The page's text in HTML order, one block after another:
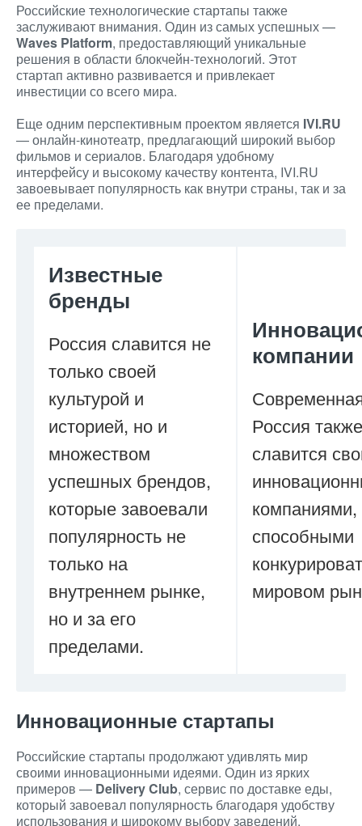
Российские технологические стартапы также
заслуживают внимания. Один из самых успешных —
Waves Platform, предоставляющий уникальные
решения в области блокчейн-технологий. Этот
стартап активно развивается и привлекает
инвестиции со всего мира.
Еще одним перспективным проектом является IVI.RU
— онлайн-кинотеатр, предлагающий широкий выбор
фильмов и сериалов. Благодаря удобному
интерфейсу и высокому качеству контента, IVI.RU
завоевывает популярность как внутри страны, так и за
ее пределами.
Известные
бренды
Россия славится не
только своей
культурой и
историей, но и
множеством
успешных брендов,
которые завоевали
популярность не
только на
внутреннем рынке,
но и за его
пределами.
компании
Россия также
славится
компаниями,
способными
мировом
Инновационные стартапы
Российские стартапы продолжают удивлять мир
своими инновационными идеями. Один из ярких
примеров — Delivery Club, сервис по доставке еды,
который завоевал популярность благодаря удобству
использования и широкому выбору заведений.